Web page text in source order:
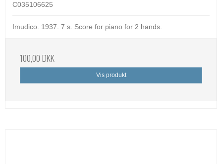
C035106625
Imudico. 1937. 7 s. Score for piano for 2 hands.
100,00 DKK
Vis produkt